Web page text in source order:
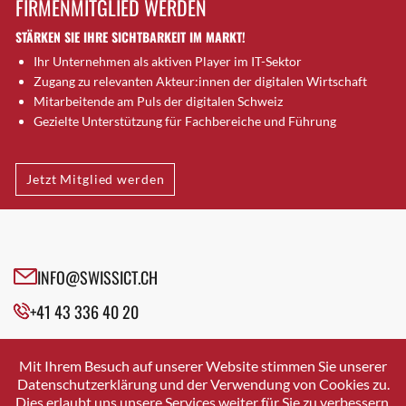
Brütten
Bubendorf
Bubikon
Buchs (SG)
Burgdorf
Bülach
Cazis
Cham
Davos Platz
Davos Platz 1
Dietikon
Dietlikon
FIRMENMITGLIED WERDEN
STÄRKEN SIE IHRE SICHTBARKEIT IM MARKT!
Ihr Unternehmen als aktiven Player im IT-Sektor
Zugang zu relevanten Akteur:innen der digitalen Wirtschaft
Mitarbeitende am Puls der digitalen Schweiz
Gezielte Unterstützung für Fachbereiche und Führung
Jetzt Mitglied werden
INFO@SWISSICT.CH
+41 43 336 40 20
SWISSICT
VULKANSTRASSE 120
8048 ZURICH
Mit Ihrem Besuch auf unserer Website stimmen Sie unserer
Datenschutzerklärung und der Verwendung von Cookies zu.
Dies erlaubt uns unsere Services weiter für Sie zu verbessern.